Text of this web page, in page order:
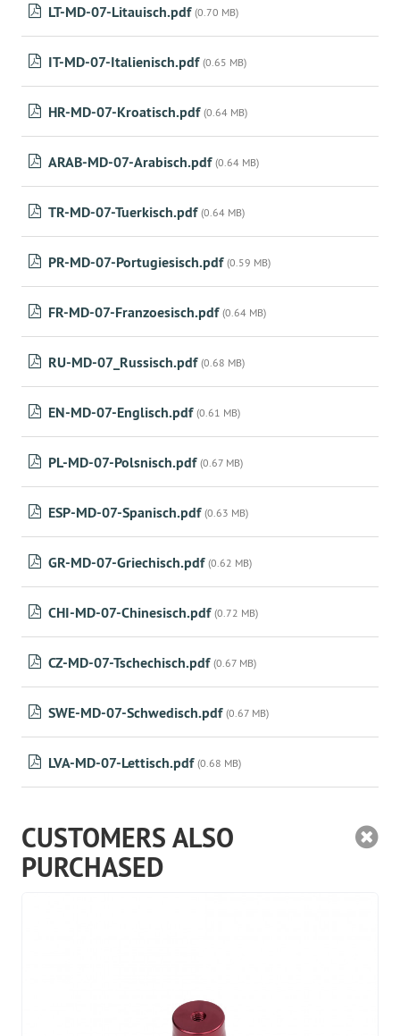
LT-MD-07-Litauisch.pdf (0.70 MB)
IT-MD-07-Italienisch.pdf (0.65 MB)
HR-MD-07-Kroatisch.pdf (0.64 MB)
ARAB-MD-07-Arabisch.pdf (0.64 MB)
TR-MD-07-Tuerkisch.pdf (0.64 MB)
PR-MD-07-Portugiesisch.pdf (0.59 MB)
FR-MD-07-Franzoesisch.pdf (0.64 MB)
RU-MD-07_Russisch.pdf (0.68 MB)
EN-MD-07-Englisch.pdf (0.61 MB)
PL-MD-07-Polsnisch.pdf (0.67 MB)
ESP-MD-07-Spanisch.pdf (0.63 MB)
GR-MD-07-Griechisch.pdf (0.62 MB)
CHI-MD-07-Chinesisch.pdf (0.72 MB)
CZ-MD-07-Tschechisch.pdf (0.67 MB)
SWE-MD-07-Schwedisch.pdf (0.67 MB)
LVA-MD-07-Lettisch.pdf (0.68 MB)
CUSTOMERS ALSO
PURCHASED